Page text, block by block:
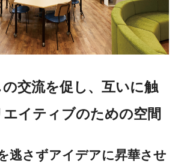
交流を促し、互いに触
イティブのための空間
逃さずアイデアに昇華させ